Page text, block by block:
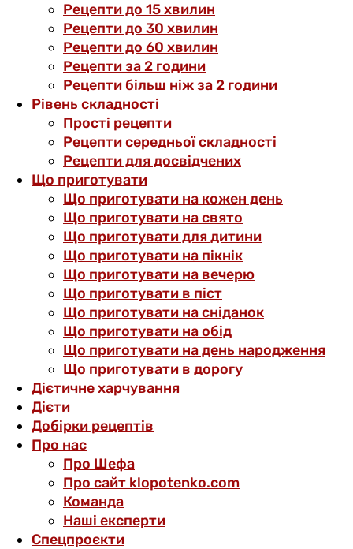
Рецепти до 15 хвилин
Рецепти до 30 хвилин
Рецепти до 60 хвилин
Рецепти за 2 години
Рецепти більш ніж за 2 години
Рівень складності
Прості рецепти
Рецепти середньої складності
Рецепти для досвідчених
Що приготувати
Що приготувати на кожен день
Що приготувати на свято
Що приготувати для дитини
Що приготувати на пікнік
Що приготувати на вечерю
Що приготувати в піст
Що приготувати на сніданок
Що приготувати на обід
Що приготувати на день народження
Що приготувати в дорогу
Дієтичне харчування
Дієти
Добірки рецептів
Про нас
Про Шефа
Про сайт klopotenko.com
Команда
Наші експерти
Спецпроєкти